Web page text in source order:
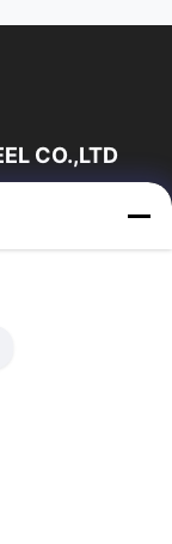
CO.,LTD
ডাই স্টিল, গরম কাজ